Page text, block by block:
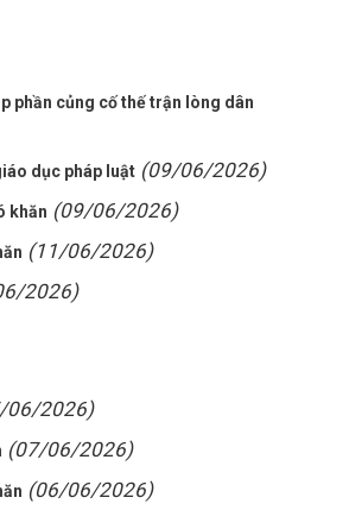
phần củng cố thế trận lòng dân
dục pháp luật (09/06/2026)
khăn (09/06/2026)
(11/06/2026)
2026)
06/2026)
(07/06/2026)
(06/06/2026)